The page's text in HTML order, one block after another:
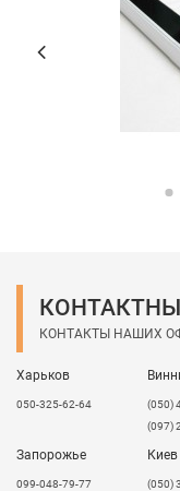
КОНТАКТЫ НАШИХ
Харьков
050-325-62-64
(050)
(097)
Запорожье
099-048-79-77
Киев
(050)